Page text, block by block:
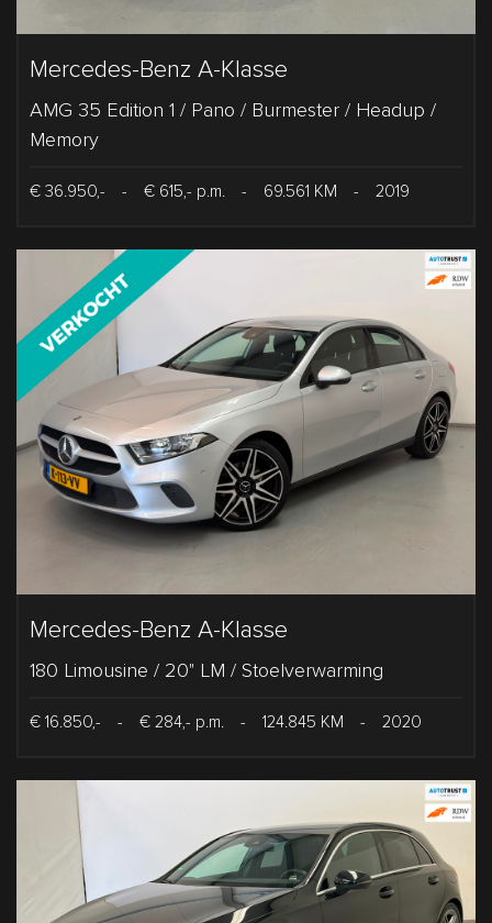
Mercedes-Benz A-Klasse
AMG 35 Edition 1 / Pano / Burmester / Headup /
Memory
€ 36.950,- - € 615,- p.m. - 69.561 KM - 2019
Mercedes-Benz A-Klasse
180 Limousine / 20" LM / Stoelverwarming
€ 16.850,- - € 284,- p.m. - 124.845 KM - 2020